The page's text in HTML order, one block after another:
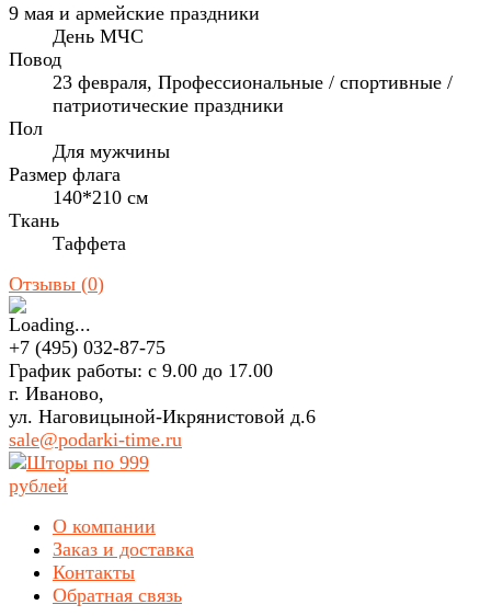
9 мая и армейские праздники
День МЧС
Повод
23 февраля, Профессиональные / спортивные /
патриотические праздники
Пол
Для мужчины
Размер флага
140*210 см
Ткань
Таффета
Отзывы (0)
+7 (495) 032-87-75
График работы: с 9.00 до 17.00
г. Иваново,
ул. Наговицыной-Икрянистовой д.6
sale@podarki-time.ru
О компании
Заказ и доставка
Контакты
Обратная связь